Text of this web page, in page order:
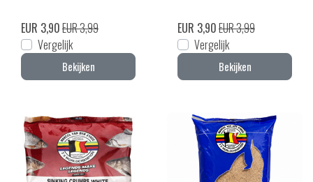
EUR 3,90EUR 3,99
Vergelijk
Bekijken
EUR 3,90EUR 3,99
Vergelijk
Bekijken